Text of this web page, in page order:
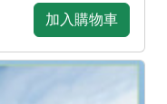
加入購物車